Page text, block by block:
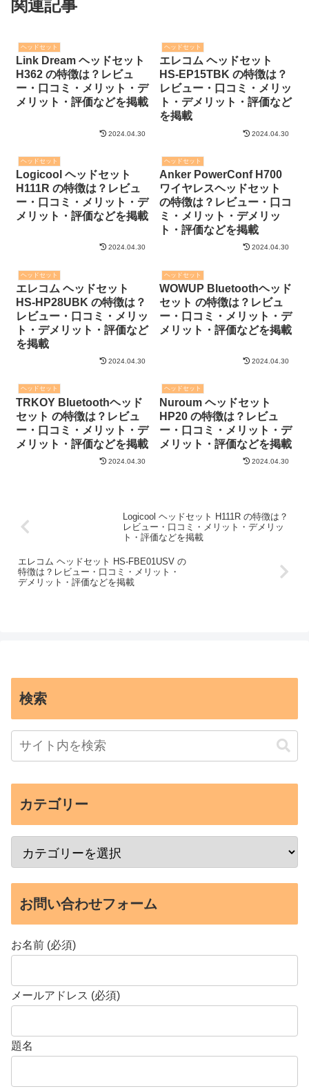
関連記事
ヘッドセット
Link Dream ヘッドセット
H362 の特徴は？レビュ
ー・口コミ・メリット・デ
メリット・評価などを掲載
2024.04.30
ヘッドセット
エレコム ヘッドセット
HS-EP15TBK の特徴は？
レビュー・口コミ・メリッ
ト・デメリット・評価など
を掲載
2024.04.30
ヘッドセット
Logicool ヘッドセット
H111R の特徴は？レビュ
ー・口コミ・メリット・デ
メリット・評価などを掲載
2024.04.30
ヘッドセット
Anker PowerConf H700
ワイヤレスヘッドセット
の特徴は？レビュー・口コ
ミ・メリット・デメリッ
ト・評価などを掲載
2024.04.30
ヘッドセット
エレコム ヘッドセット
HS-HP28UBK の特徴は？
レビュー・口コミ・メリッ
ト・デメリット・評価など
を掲載
2024.04.30
ヘッドセット
WOWUP Bluetoothヘッド
セット の特徴は？レビュ
ー・口コミ・メリット・デ
メリット・評価などを掲載
2024.04.30
ヘッドセット
TRKOY Bluetoothヘッド
セット の特徴は？レビュ
ー・口コミ・メリット・デ
メリット・評価などを掲載
2024.04.30
ヘッドセット
Nuroum ヘッドセット
HP20 の特徴は？レビュ
ー・口コミ・メリット・デ
メリット・評価などを掲載
2024.04.30
Logicool ヘッドセット H111R の特徴は？
レビュー・口コミ・メリット・デメリッ
ト・評価などを掲載
エレコム ヘッドセット HS-FBE01USV の
特徴は？レビュー・口コミ・メリット・
デメリット・評価などを掲載
検索
カテゴリー
お問い合わせフォーム
お名前 (必須)
メールアドレス (必須)
題名